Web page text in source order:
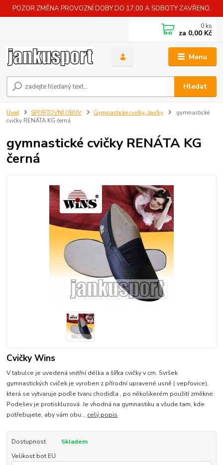
POZOR ZMĚNA PROVOZNÍ DOBY DO 17,00 A SOBOTY ZAVŘENO.
Menu
Hledat
0 ks
za 0,00 Kč
Úvod SPORTOVNÍ OBUV Gymnastické cvičky, špičky
gymnastické
cvičky RENÁTA KG černá
gymnastické cvičky RENÁTA KG
černá
Cvičky Wins
V tabulce je uvedená vnitřní délka a šířka cvičky v cm. Svršek
gymnastických cviček je vyroben z přírodní upravené usně ( vepřovice),
která se vytvaruje podle tvaru chodidla , po několikerém použití změkne.
Podešev je protiskluzová. Je vhodná na gymnastiku a všude tam, kde
potřebujete, aby vám obu... celý popis
Dostupnost
Skladem
Velikost bot EU